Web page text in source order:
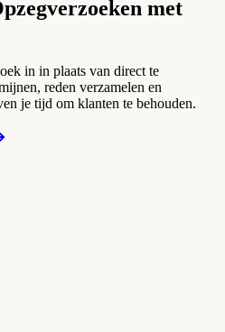
met
in in plaats van direct te
reden verzamelen en
je tijd om klanten te behouden.